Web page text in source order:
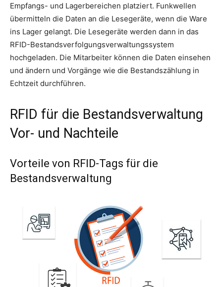
Empfangs- und Lagerbereichen platziert. Funkwellen
übermitteln die Daten an die Lesegeräte, wenn die Ware
ins Lager gelangt. Die Lesegeräte werden dann in das
RFID-Bestandsverfolgungsverwaltungssystem
hochgeladen. Die Mitarbeiter können die Daten einsehen
und ändern und Vorgänge wie die Bestandszählung in
Echtzeit durchführen.
RFID für die Bestandsverwaltung
Vor- und Nachteile
Vorteile von RFID-Tags für die
Bestandsverwaltung